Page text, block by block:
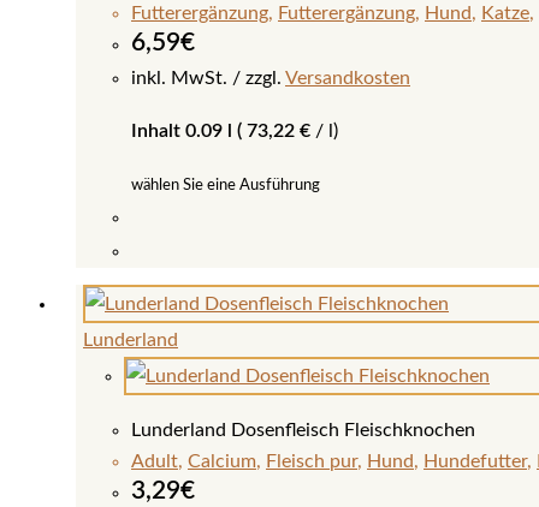
Optionen
können
der
Futterergänzung, Futterergänzung, Hund, Katze,
6,59€
inkl. MwSt. zzgl. Versandkosten
Inhalt 0.09 l ( 73,22 € / l)
wählen Sie eine Ausführung
Produkt
weist
mehrere
Varianten
Die
Optionen
Lunderland
Lunderland Dosenfleisch Fleischknochen
Adult, Calcium, Fleisch pur, Hund, Hundefutter,
3,29€